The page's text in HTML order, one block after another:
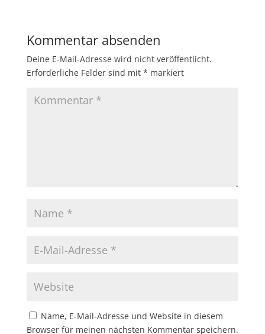
Kommentar absenden
Deine E-Mail-Adresse wird nicht veröffentlicht.
Erforderliche Felder sind mit * markiert
Name, E-Mail-Adresse und Website in diesem
Browser für meinen nächsten Kommentar speichern.